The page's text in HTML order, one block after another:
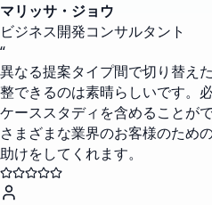
マリッサ・ジョウ
ビジネス開発コンサルタント
“
異なる提案タイプ間で切り替え
整できるのは素晴らしいです。
ケーススタディを含めることが
さまざまな業界のお客様のため
助けをしてくれます。